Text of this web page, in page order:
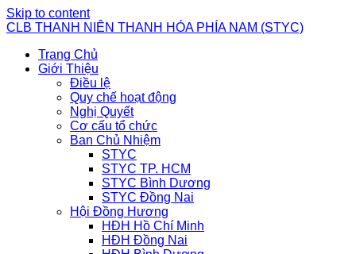
Skip to content
CLB THANH NIÊN THANH HÓA PHÍA NAM (STYC)
Trang Chủ
Giới Thiệu
Điều lệ
Quy chế hoạt động
Nghị Quyết
Cơ cấu tổ chức
Ban Chủ Nhiệm
STYC
STYC TP. HCM
STYC Bình Dương
STYC Đồng Nai
Hội Đồng Hương
HĐH Hồ Chí Minh
HĐH Đồng Nai